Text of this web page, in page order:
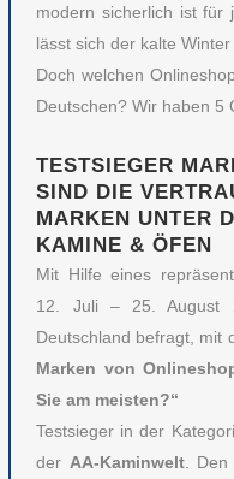
modern sicherlich ist für
lässt sich der kalte Winter
Doch welchen
Deutschen? Wir haben 5
TESTSIEGER
SIND DIE
MARKEN UNTER
KAMINE & ÖFEN
Mit Hilfe eines
12. Juli – 25. August
Deutschland befragt, mit
Marken von
Sie am meisten?“
Testsieger in der
der AA-Kaminwelt. Den